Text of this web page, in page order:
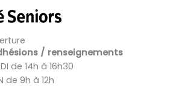
/ renseignements
de 14h à 16h30
de 9h à 12h